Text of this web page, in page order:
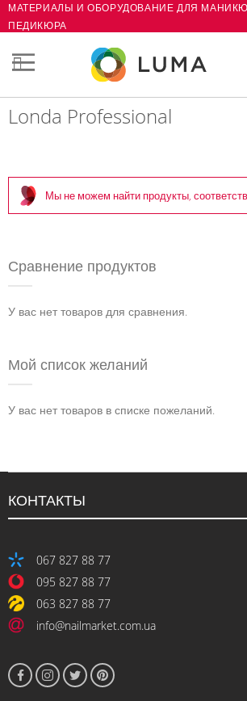
Skip
Content
МАТЕРИАЛЫ И ОБОРУДОВАНИЕ ДЛЯ
ПЕДИКЮРА
Мой
список
Londa Professional
Мы не можем найти продукты,
Сравнение продуктов
У вас нет товаров для сравнения.
Мой список желаний
У вас нет товаров в списке пожеланий.
КОНТАКТЫ
067 827 88 77
095 827 88 77
063 827 88 77
info@nailmarket.com.ua